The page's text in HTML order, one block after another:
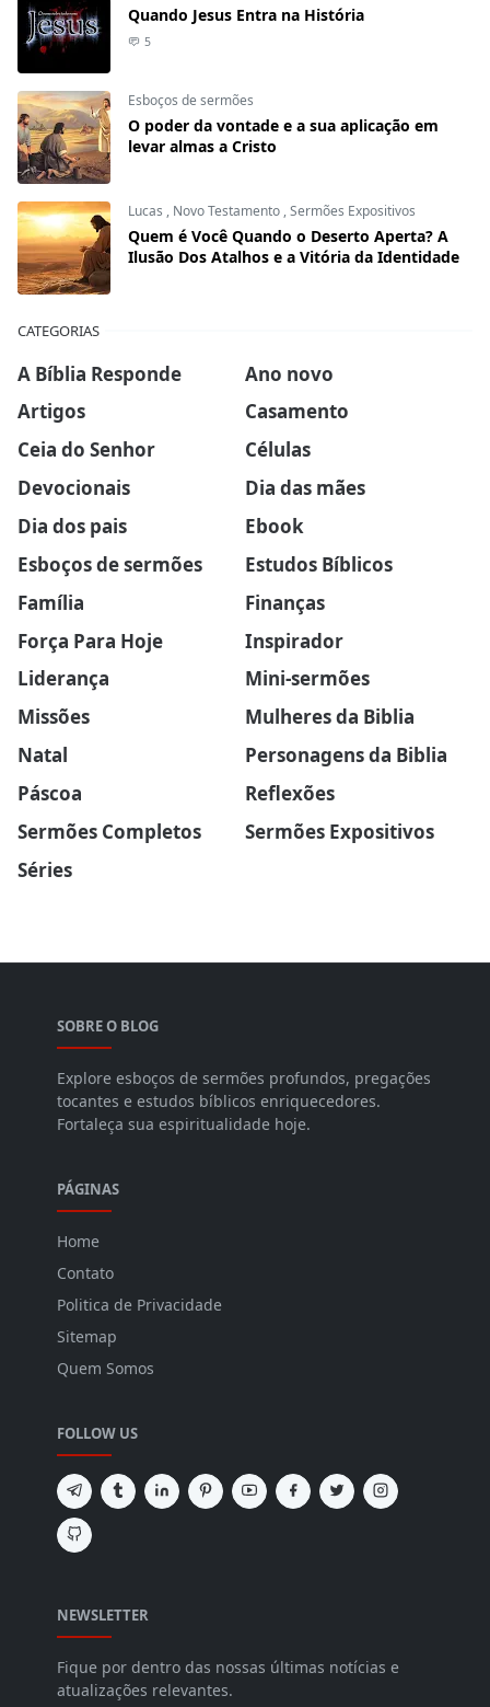
Quando Jesus Entra na História
5
Esboços de sermões
O poder da vontade e a sua aplicação em
levar almas a Cristo
Lucas , Novo Testamento ,Sermões Expositivos
Quem é Você Quando o Deserto Aperta? A
Ilusão Dos Atalhos e a Vitória da Identidade
CATEGORIAS
A Bíblia Responde
Ano novo
Artigos
Casamento
Ceia do Senhor
Células
Devocionais
Dia das mães
Dia dos pais
Ebook
Esboços de sermões
Estudos Bíblicos
Família
Finanças
Força Para Hoje
Inspirador
Liderança
Mini-sermões
Missões
Mulheres da Biblia
Natal
Personagens da Biblia
Páscoa
Reflexões
Sermões Completos
Sermões Expositivos
Séries
SOBRE O BLOG
Explore esboços de sermões profundos, pregações
tocantes e estudos bíblicos enriquecedores.
Fortaleça sua espiritualidade hoje.
PÁGINAS
Home
Contato
Politica de Privacidade
Sitemap
Quem Somos
FOLLOW US
NEWSLETTER
Fique por dentro das nossas últimas notícias e
atualizações relevantes.